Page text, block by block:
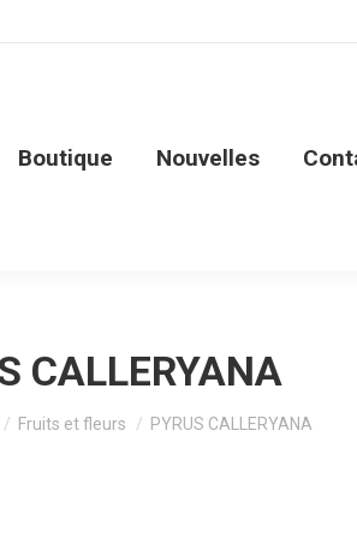
Boutique Nouvelles
CALLERYANA
Fruits et fleurs PYRUS CALLERYANA